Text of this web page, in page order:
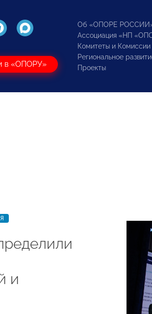
в «ОПОРУ»
Об «ОПОРЕ
Ассоциация «НП
Комитеты и Комиссии
Региональное
Проекты
и